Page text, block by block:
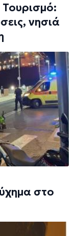
Τουρισμό:
νησιά
στο